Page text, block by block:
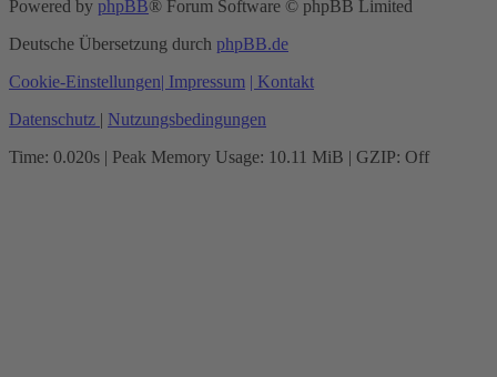
Powered by phpBB® Forum Software © phpBB Limited
Deutsche Übersetzung durch phpBB.de
Cookie-Einstellungen| Impressum | Kontakt
Datenschutz | Nutzungsbedingungen
Time: 0.020s | Peak Memory Usage: 10.11 MiB | GZIP: Off